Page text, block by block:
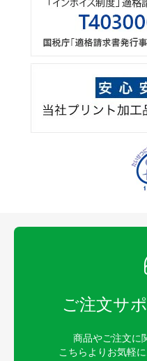
ご注文サ
商品やご注文に
こちらよりお気軽